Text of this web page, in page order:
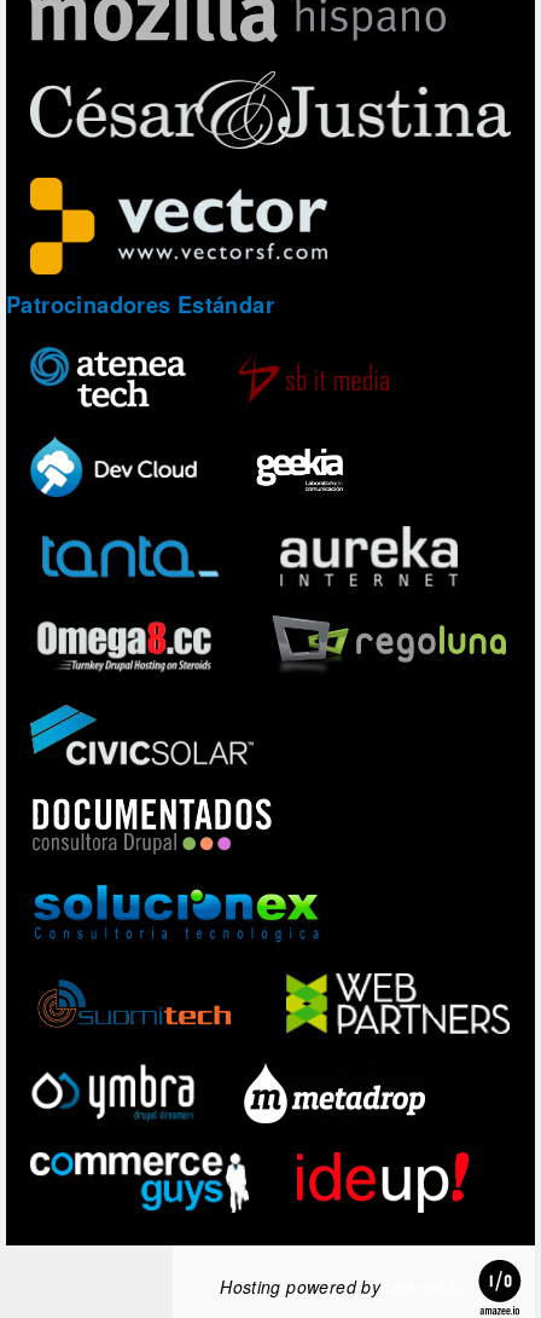
Patrocinadores Estándar
Hosting powered byamazee.io